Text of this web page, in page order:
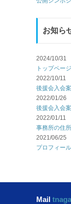
お知ら
2024/10/31
トップペー
2022/10/11
後援会入会
2022/01/26
後援会入会
2022/01/11
事務所の住
2021/06/25
プロフィー
Mail